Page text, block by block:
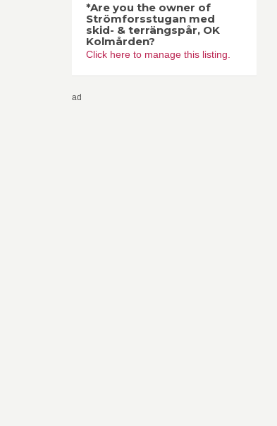
*Are you the owner of
Strömforsstugan med
skid- & terrängspår, OK
Kolmården?
Click here to manage this listing.
ad